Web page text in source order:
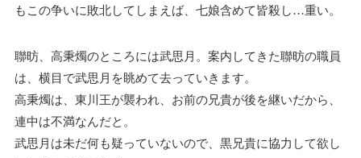
もこの争いに敗北してしまえば、七娘含めて皆殺し…重い。
聯昉、高秉燭のところには武思月。案内してきた聯昉の職員
は、横目で武思月を眺めて去っていきます。
高秉燭は、東川王が襲われ、お前の兄貴が後を継いだから、
連中は不満なんだと。
武思月は未だ何も疑っていないので、黒兄貴に協力して欲し